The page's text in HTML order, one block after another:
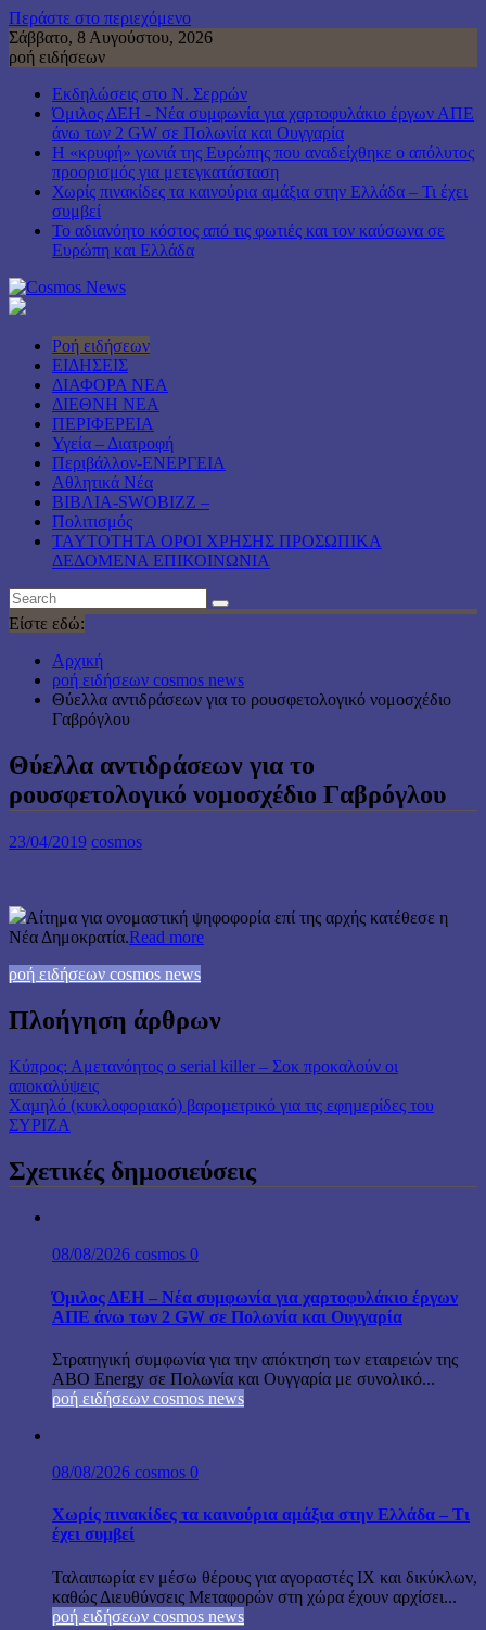
Περάστε στο περιεχόμενο
Σάββατο, 8 Αυγούστου, 2026
ροή ειδήσεων
Εκδηλώσεις στο Ν. Σερρών
Όμιλος ΔΕΗ - Νέα συμφωνία για χαρτοφυλάκιο έργων ΑΠΕ
άνω των 2 GW σε Πολωνία και Ουγγαρία
Η «κρυφή» γωνιά της Ευρώπης που αναδείχθηκε ο απόλυτος
προορισμός για μετεγκατάσταση
Χωρίς πινακίδες τα καινούρια αμάξια στην Ελλάδα – Τι έχει
συμβεί
Το αδιανόητο κόστος από τις φωτιές και τον καύσωνα σε
Ευρώπη και Ελλάδα
Ροή ειδήσεων
ΕΙΔΗΣΕΙΣ
ΔΙΑΦΟΡΑ ΝΕΑ
ΔΙΕΘΝΗ ΝΕΑ
ΠΕΡΙΦΕΡΕΙΑ
Υγεία – Διατροφή
Περιβάλλον-ΕΝΕΡΓΕΙΑ
Αθλητικά Νέα
ΒΙΒΛΙΑ-SWOBIZZ –
Πολιτισμός
TAYTOTHTA ΟΡΟΙ ΧΡΗΣΗΣ ΠΡΟΣΩΠΙΚΑ
ΔΕΔΟΜΕΝΑ ΕΠΙΚΟΙΝΩΝΙΑ
Είστε εδώ:
Αρχική
ροή ειδήσεων cosmos news
Θύελλα αντιδράσεων για το ρουσφετολογικό νομοσχέδιο
Γαβρόγλου
Θύελλα αντιδράσεων για το
ρουσφετολογικό νομοσχέδιο Γαβρόγλου
23/04/2019 cosmos
Αίτημα για ονομαστική ψηφοφορία επί της αρχής κατέθεσε η
Νέα Δημοκρατία.Read more
ροή ειδήσεων cosmos news
Πλοήγηση άρθρων
Κύπρος: Αμετανόητος ο serial killer – Σοκ προκαλούν οι
αποκαλύψεις
Χαµηλό (κυκλοφοριακό) βαροµετρικό για τις εφηµερίδες του
ΣΥΡΙΖΑ
Σχετικές δημοσιεύσεις
08/08/2026 cosmos 0
Όμιλος ΔΕΗ – Νέα συμφωνία για χαρτοφυλάκιο έργων
ΑΠΕ άνω των 2 GW σε Πολωνία και Ουγγαρία
Στρατηγική συμφωνία για την απόκτηση των εταιρειών της
ABO Energy σε Πολωνία και Ουγγαρία με συνολικό...
ροή ειδήσεων cosmos news
08/08/2026 cosmos 0
Χωρίς πινακίδες τα καινούρια αμάξια στην Ελλάδα – Τι
έχει συμβεί
Ταλαιπωρία εν μέσω θέρους για αγοραστές ΙΧ και δικύκλων,
καθώς Διευθύνσεις Μεταφορών στη χώρα έχουν αρχίσει...
ροή ειδήσεων cosmos news